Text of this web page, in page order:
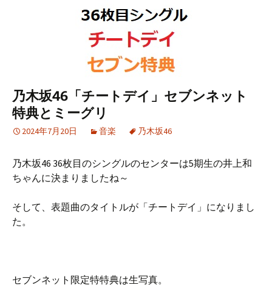
乃木坂46「チートデイ」セブンネット
特典とミーグリ
2024年7月20日 音楽 乃木坂46
乃木坂46 36枚目のシングルのセンターは5期生の井上和
ちゃんに決まりましたね～
そして、表題曲のタイトルが「チートデイ」になりまし
た。
セブンネット限定特特典は生写真。